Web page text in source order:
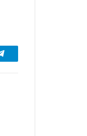
Telegram